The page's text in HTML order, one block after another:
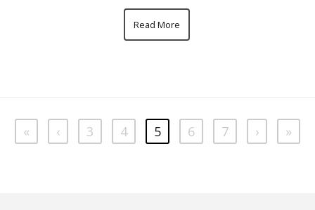
Read More
« ‹ 3 4 5 6 7 › »